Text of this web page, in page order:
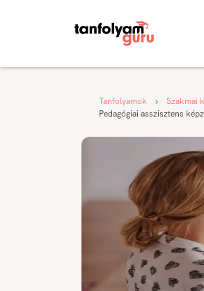
Tanfolyamok Szakmai
Pedagógiai asszisztens